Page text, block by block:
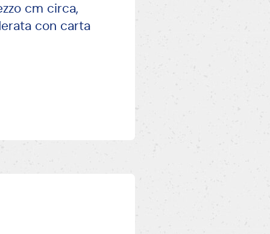
cm circa,
con carta